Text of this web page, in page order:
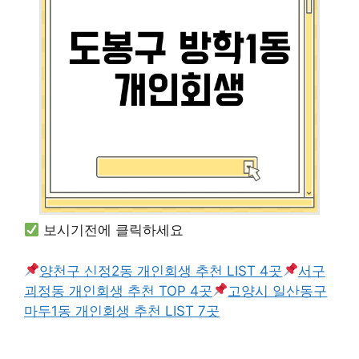
보시기전에 클릭하세요
양천구 신정2동 개인회생 추천 LIST 4곳
서구
괴정동 개인회생 추천 TOP 4곳
고양시 일산동구
마두1동 개인회생 추천 LIST 7곳